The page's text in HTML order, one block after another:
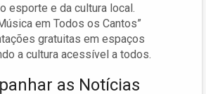
esporte e da cultura local.
em Todos os Cantos”
gratuitas em espaços
a cultura acessível a todos.
as Notícias